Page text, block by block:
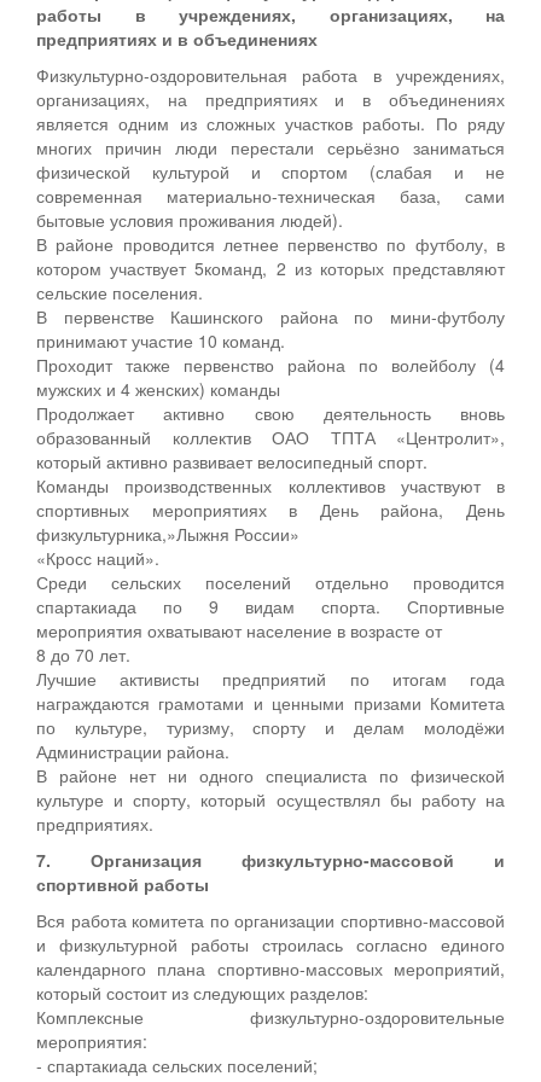
работы в учреждениях, организациях, на
предприятиях и в объединениях
Физкультурно-оздоровительная работа в учреждениях,
организациях, на предприятиях и в объединениях
является одним из сложных участков работы. По ряду
многих причин люди перестали серьёзно заниматься
физической культурой и спортом (слабая и не
современная материально-техническая база, сами
бытовые условия проживания людей).
В районе проводится летнее первенство по футболу, в
котором участвует 5команд, 2 из которых представляют
сельские поселения.
В первенстве Кашинского района по мини-футболу
принимают участие 10 команд.
Проходит также первенство района по волейболу (4
мужских и 4 женских) команды
Продолжает активно свою деятельность вновь
образованный коллектив ОАО ТПТА «Центролит»,
который активно развивает велосипедный спорт.
Команды производственных коллективов участвуют в
спортивных мероприятиях в День района, День
физкультурника,»Лыжня России»
«Кросс наций».
Среди сельских поселений отдельно проводится
спартакиада по 9 видам спорта. Спортивные
мероприятия охватывают население в возрасте от
8 до 70 лет.
Лучшие активисты предприятий по итогам года
награждаются грамотами и ценными призами Комитета
по культуре, туризму, спорту и делам молодёжи
Администрации района.
В районе нет ни одного специалиста по физической
культуре и спорту, который осуществлял бы работу на
предприятиях.
7. Организация физкультурно-массовой и
спортивной работы
Вся работа комитета по организации спортивно-массовой
и физкультурной работы строилась согласно единого
календарного плана спортивно-массовых мероприятий,
который состоит из следующих разделов:
Комплексные физкультурно-оздоровительные
мероприятия:
- спартакиада сельских поселений;
комиссариатом
весна,
осень
лучшие
призывники
поощрения
посещают
воинские
части,
знакомясь
бытом
условиями
службы
солдат
(Мигалово,
Торжок,
Бологое,
Ржев).